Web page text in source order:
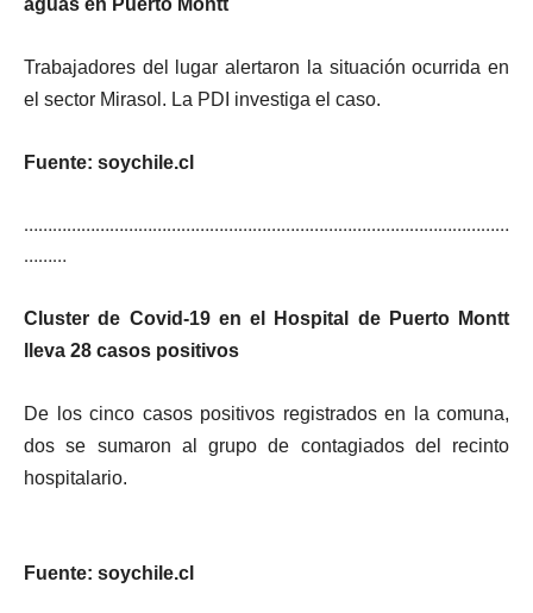
Trabajadores del lugar alertaron la situación ocurrida en
el sector Mirasol. La PDI investiga el caso.
Fuente: soychile.cl
…………………………………………………………………………………………
………
Cluster de Covid-19 en el Hospital de Puerto Montt
lleva 28 casos positivos
De los cinco casos positivos registrados en la comuna,
dos se sumaron al grupo de contagiados del recinto
hospitalario.
Fuente: soychile.cl